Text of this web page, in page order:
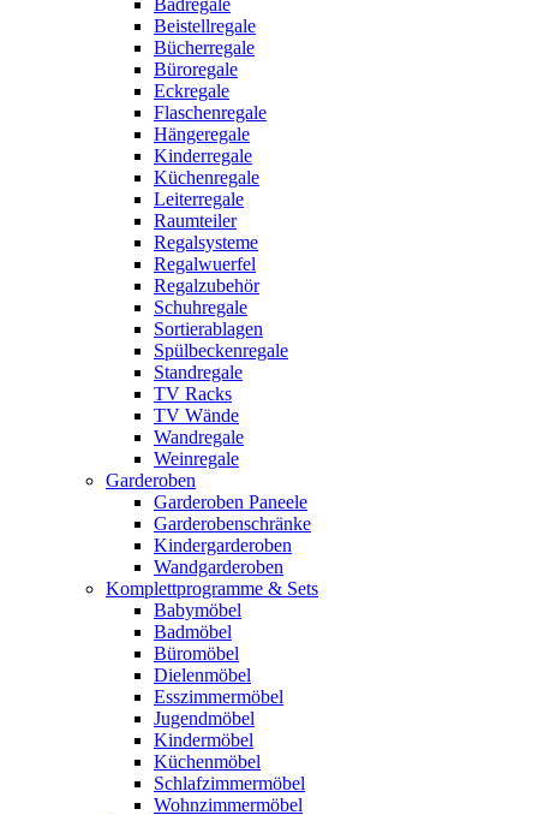
Badregale
Beistellregale
Bücherregale
Büroregale
Eckregale
Flaschenregale
Hängeregale
Kinderregale
Küchenregale
Leiterregale
Raumteiler
Regalsysteme
Regalwuerfel
Regalzubehör
Schuhregale
Sortierablagen
Spülbeckenregale
Standregale
TV Racks
TV Wände
Wandregale
Weinregale
Garderoben
Garderoben Paneele
Garderobenschränke
Kindergarderoben
Wandgarderoben
Komplettprogramme & Sets
Babymöbel
Badmöbel
Büromöbel
Dielenmöbel
Esszimmermöbel
Jugendmöbel
Kindermöbel
Küchenmöbel
Schlafzimmermöbel
Wohnzimmermöbel